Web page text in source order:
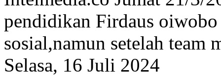
pendidikan Firdaus
sosial,namun setelah team
Selasa, 16 Juli 2024